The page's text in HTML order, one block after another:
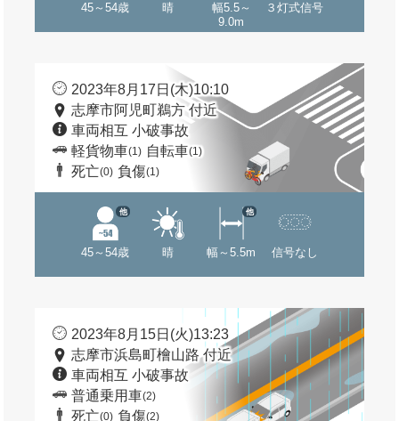
45～54歳 晴
幅5.5～
9.0m
３灯式信号
2023年8月17日(木)10:10
志摩市阿児町鵜方 付近
車両相互 小破事故
軽貨物車(1) 自転車(1)
死亡(0) 負傷(1)
45～54歳
他
晴 幅～5.5m
他
信号なし
2023年8月15日(火)13:23
志摩市浜島町檜山路 付近
車両相互 小破事故
普通乗用車(2)
死亡(0) 負傷(2)